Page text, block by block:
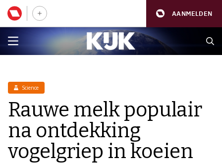
AANMELDEN
Science
Rauwe melk populair
na ontdekking
vogelgriep in koeien